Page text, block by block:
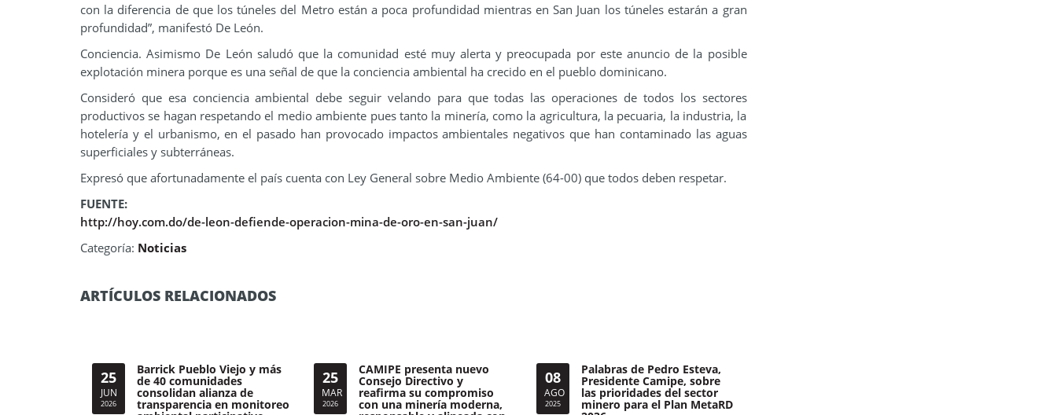
con la diferencia de que los túneles del Metro están a poca profundidad mientras en San Juan los túneles estarán a gran
profundidad”, manifestó De León.
Conciencia. Asimismo De León saludó que la comunidad esté muy alerta y preocupada por este anuncio de la posible
explotación minera porque es una señal de que la conciencia ambiental ha crecido en el pueblo dominicano.
Consideró que esa conciencia ambiental debe seguir velando para que todas las operaciones de todos los sectores
productivos se hagan respetando el medio ambiente pues tanto la minería, como la agricultura, la pecuaria, la industria, la
hotelería y el urbanismo, en el pasado han provocado impactos ambientales negativos que han contaminado las aguas
superficiales y subterráneas.
Expresó que afortunadamente el país cuenta con Ley General sobre Medio Ambiente (64-00) que todos deben respetar.
FUENTE:
http://hoy.com.do/de-leon-defiende-operacion-mina-de-oro-en-san-juan/
Categoría: Noticias
ARTÍCULOS RELACIONADOS
25
JUN
2026
Barrick Pueblo Viejo y más
de 40 comunidades
consolidan alianza de
transparencia en monitoreo
25
MAR
2026
CAMIPE presenta nuevo
Consejo Directivo y
reafirma su compromiso
con una minería moderna,
08
AGO
2025
Palabras de Pedro Esteva,
Presidente Camipe, sobre
las prioridades del sector
minero para el Plan MetaRD